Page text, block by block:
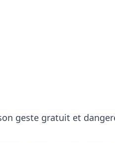
geste gratuit et